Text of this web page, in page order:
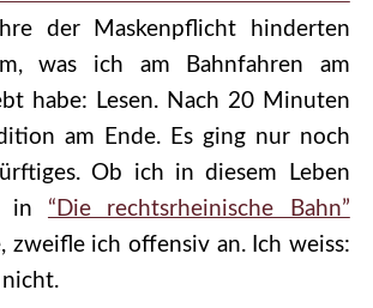
der Maskenpflicht hinderten
was ich am Bahnfahren am
habe: Lesen. Nach 20 Minuten
am Ende. Es ging nur noch
Ob ich in diesem Leben
in “Die rechtsrheinische Bahn”
zweifle ich offensiv an. Ich weiss: